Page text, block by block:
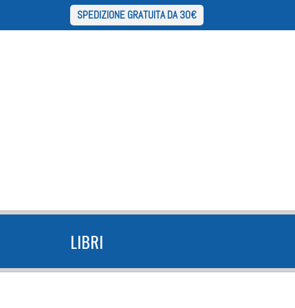
SPEDIZIONE GRATUITA DA 30€
LIBRI